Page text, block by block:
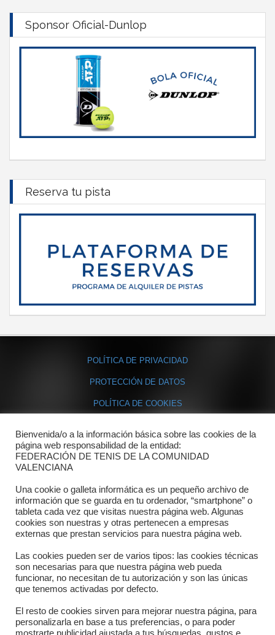
Sponsor Oficial-Dunlop
Reserva tu pista
POLÍTICA DE PRIVACIDAD
PROTECCIÓN DE DATOS
POLÍTICA DE COOKIES
Contacto
Dónde estamos
Directorio departamentos
Horario
Formulario de contacto
Bienvenida/o a la información básica sobre las cookies de la
página web responsabilidad de la entidad:
FEDERACIÓN DE TENIS DE LA COMUNIDAD
VALENCIANA
Una cookie o galleta informática es un pequeño archivo de
información que se guarda en tu ordenador, “smartphone” o
tableta cada vez que visitas nuestra página web. Algunas
cookies son nuestras y otras pertenecen a empresas
externas que prestan servicios para nuestra página web.
Las cookies pueden ser de varios tipos: las cookies técnicas
son necesarias para que nuestra página web pueda
funcionar, no necesitan de tu autorización y son las únicas
que tenemos activadas por defecto.
El resto de cookies sirven para mejorar nuestra página, para
personalizarla en base a tus preferencias, o para poder